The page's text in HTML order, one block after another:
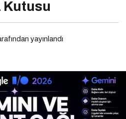
Kutusu
yayınlandı